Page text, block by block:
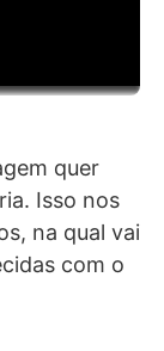
quer
Isso nos
na qual vai
com o